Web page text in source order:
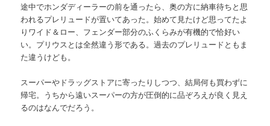
途中でホンダディーラーの前を通ったら、奥の方に納車待ちと思
われるプレリュードが置いてあった。始めて見たけど思ってたよ
りワイド＆ロー、フェンダー部分のふくらみが有機的で恰好い
い。プリウスとは全然違う形である。過去のプレリュードともま
た違うけども。
スーパーやドラッグストアに寄ったりしつつ、結局何も買わずに
帰宅。うちから遠いスーパーの方が圧倒的に品ぞろえが良く見え
るのはなんでだろう。